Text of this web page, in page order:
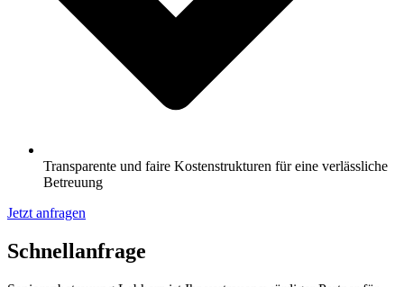
Transparente und faire Kostenstrukturen für eine verlässliche
Betreuung
Jetzt anfragen
Schnell­anfrage